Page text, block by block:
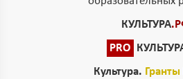
КУЛЬТУРА
PRO
Культура. Гранты